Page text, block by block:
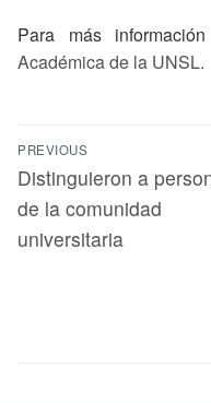
Para más
Académica de la UNSL.
PREVIOUS
Distinguieron a
de la comunidad
universitaria